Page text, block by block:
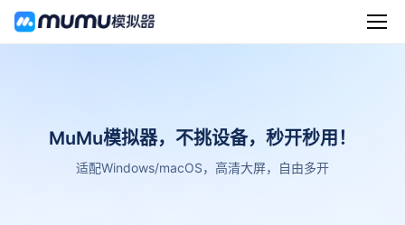
MuMu模拟器，不挑设备，秒开秒用！
适配Windows/macOS，高清大屏，自由多开